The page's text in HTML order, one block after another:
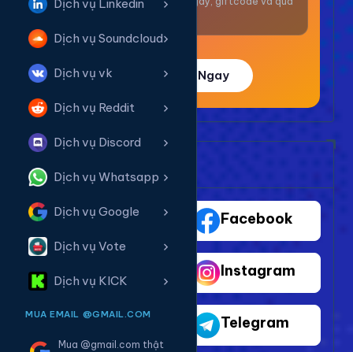
Dịch vụ Linkedin
Dịch vụ Soundcloud
Dịch vụ vk
Dịch vụ Reddit
Dịch vụ Discord
Dịch vụ Whatsapp
Dịch vụ Google
Dịch vụ Vote
Dịch vụ KICK
MUA EMAIL @GMAIL.COM
Mua @gmail.com thật
Trải Nghiệm Ngay
TikTok Facebook
Instagram
Shopee Telegram